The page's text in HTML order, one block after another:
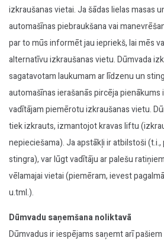
izkraušanas vietai. Ja šādas lielas masas
automašīnas piebraukšana vai
par to mūs informēt jau iepriekš, lai mēs
alternatīvu izkraušanas vietu. Dūmvada
sagatavotam laukumam ar līdzenu un
automašīnas ierašanās pircēja pienākums
vadītājam piemērotu izkraušanas vietu.
tiek izkrauts, izmantojot kravas liftu
nepieciešama). Ja apstākļi ir atbilstoši
stingra), var lūgt vadītāju ar palešu
vēlamajai vietai (piemēram, ievest
u.tml.).
Dūmvadu saņemšana noliktavā
Dūmvadus ir iespējams saņemt arī